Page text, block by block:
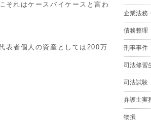
それはケースバイケースと言わ
表者個人の資産としては200万
企業法務
債務整理
刑事事件
司法修習
司法試験
弁護士実
物損